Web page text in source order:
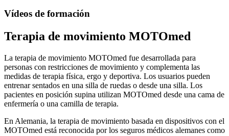
Vídeos de formación
Terapia de movimiento MOTOmed
La terapia de movimiento MOTOmed fue desarrollada para
personas con restricciones de movimiento y complementa las
medidas de terapia física, ergo y deportiva. Los usuarios pueden
entrenar sentados en una silla de ruedas o desde una silla. Los
pacientes en posición supina utilizan MOTOmed desde una cama de
enfermería o una camilla de terapia.
En Alemania, la terapia de movimiento basada en dispositivos con el
MOTOmed está reconocida por los seguros médicos alemanes como